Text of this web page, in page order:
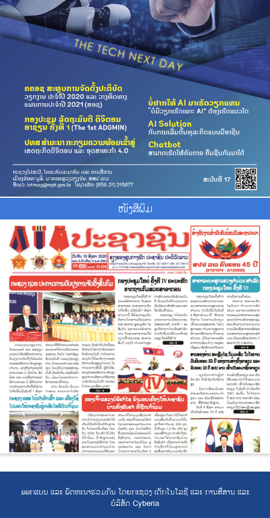
ໜັງສືພິມ
ອອກແບບ ແລະ ພັດທະນາຮ່ວມກັນ ໂດຍກະຊວງ ເຕັກໂນໂລຊີ ແລະ ການສື່ສານ ແລະ
ບໍລິສັດ Cyberia